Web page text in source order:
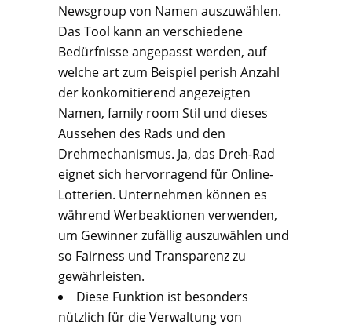
Newsgroup von Namen auszuwählen.
Das Tool kann an verschiedene
Bedürfnisse angepasst werden, auf
welche art zum Beispiel perish Anzahl
der konkomitierend angezeigten
Namen, family room Stil und dieses
Aussehen des Rads und den
Drehmechanismus. Ja, das Dreh-Rad
eignet sich hervorragend für Online-
Lotterien. Unternehmen können es
während Werbeaktionen verwenden,
um Gewinner zufällig auszuwählen und
so Fairness und Transparenz zu
gewährleisten.
Diese Funktion ist besonders
nützlich für die Verwaltung von